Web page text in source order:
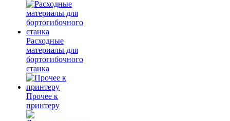
Расходные
материалы для
бортогибочного
станка
Прочее к
принтеру